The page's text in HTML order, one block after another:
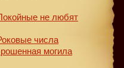
не любят
числа
могила